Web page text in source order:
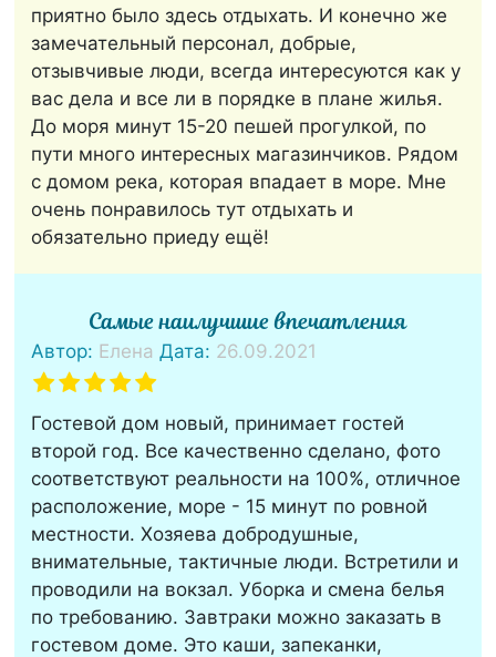
приятно было здесь отдыхать. И конечно же
замечательный персонал, добрые,
отзывчивые люди, всегда интересуются как у
вас дела и все ли в порядке в плане жилья.
До моря минут 15-20 пешей прогулкой, по
пути много интересных магазинчиков. Рядом
с домом река, которая впадает в море. Мне
очень понравилось тут отдыхать и
обязательно приеду ещё!
Самые наилучшие впечатления
Автор: Елена Дата: 26.09.2021
Гостевой дом новый, принимает гостей
второй год. Все качественно сделано, фото
соответствуют реальности на 100%, отличное
расположение, море - 15 минут по ровной
местности. Хозяева добродушные,
внимательные, тактичные люди. Встретили и
проводили на вокзал. Уборка и смена белья
по требованию. Завтраки можно заказать в
гостевом доме. Это каши, запеканки,